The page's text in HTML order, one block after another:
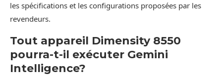
les spécifications et les configurations proposées par les
revendeurs.
Tout appareil Dimensity 8550
pourra-t-il exécuter Gemini
Intelligence?